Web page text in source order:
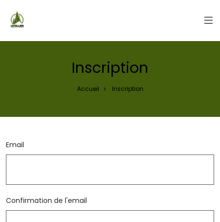
Inscription
Accueil > Inscription
Email
Confirmation de l'email